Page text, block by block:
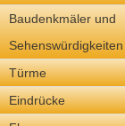
Baudenkmäler und
Sehenswürdigkeiten
Türme
Eindrücke